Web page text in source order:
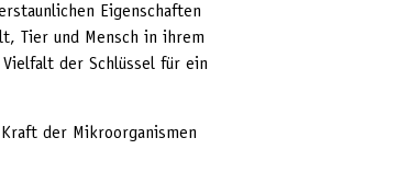
Eigenschaften
Tier und Mensch in ihrem
der Schlüssel für ein
der Mikroorganismen